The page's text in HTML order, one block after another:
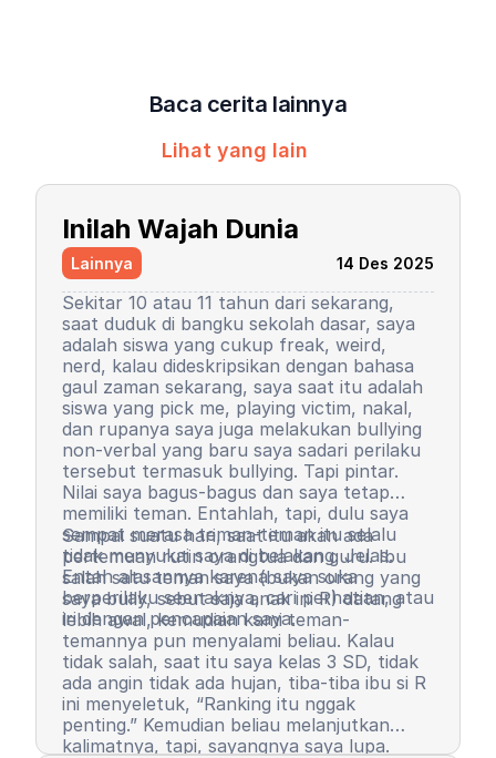
Baca cerita lainnya
Lihat yang lain
Inilah Wajah Dunia
Lainnya 14 Des 2025
Sekitar 10 atau 11 tahun dari sekarang,
saat duduk di bangku sekolah dasar, saya
adalah siswa yang cukup freak, weird,
nerd, kalau dideskripsikan dengan bahasa
gaul zaman sekarang, saya saat itu adalah
siswa yang pick me, playing victim, nakal,
dan rupanya saya juga melakukan bullying
non-verbal yang baru saya sadari perilaku
tersebut termasuk bullying. Tapi pintar.
Nilai saya bagus-bagus dan saya tetap
memiliki teman. Entahlah, tapi, dulu saya
sempat merasa teman-teman itu selalu
tidak menyukai saya di belakang. Jelas.
Entah alasannya karena saya suka
berperilaku seenaknya, cari perhatian, atau
iri dengan pencapaian saya.
Sampai suatu hari, saat itu akan ada
pertemuan rutin orangtua dan guru. Ibu
salah satu teman saya (bukan orang yang
saya bully, sebut saja anak ini R) datang
lebih awal, kemudian kami teman-
temannya pun menyalami beliau. Kalau
tidak salah, saat itu saya kelas 3 SD, tidak
ada angin tidak ada hujan, tiba-tiba ibu si R
ini menyeletuk, “Ranking itu nggak
penting.” Kemudian beliau melanjutkan
kalimatnya, tapi, sayangnya saya lupa.